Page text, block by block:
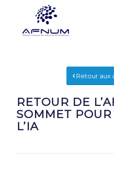
Retour aux
RETOUR DE
SOMMET POUR
L’IA